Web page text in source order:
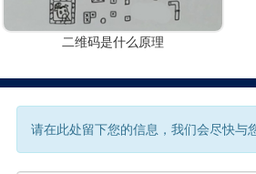
二维码是什么原理
请在此处留下您的信息，我们会尽快与